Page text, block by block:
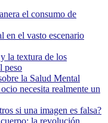
el consumo de
en el vasto escenario
la textura de los
peso
la Salud Mental
necesita realmente un
si una imagen es falsa?